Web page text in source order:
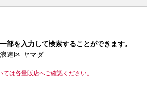
部を入力して検索することができます。
速区 ヤマダ
は各量販店へご確認ください。